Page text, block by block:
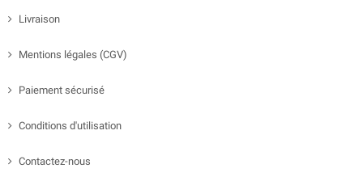
Livraison
Mentions légales (CGV)
Paiement sécurisé
Conditions d'utilisation
Contactez-nous